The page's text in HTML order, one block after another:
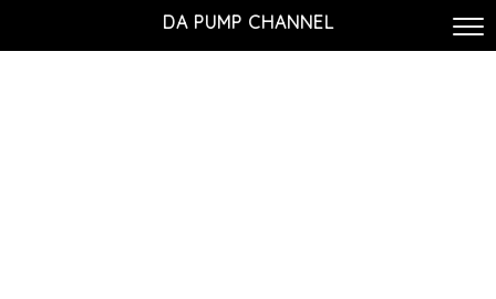
DA PUMP CHANNEL